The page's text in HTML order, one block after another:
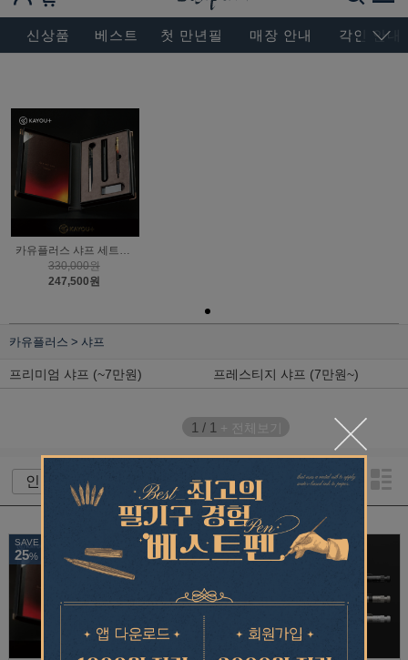
BESEN MASTERPIECE, SINCE 2004
신상품 베스트 첫 만년필 매장 안내 각인 안내
330,000원
247,500원
카유플러스 샤프
프리미엄 샤프 (~7만원) 프레스티지 샤프 (7만원~)
1 / 1 + 전체보기
SAVE
25%
SAVE
25 %
SAVE
25%